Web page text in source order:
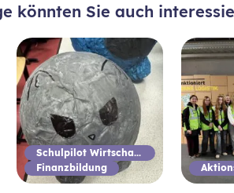
könnten Sie auch
Schulpilot Wirtschaftsbildung
Finanzbildung